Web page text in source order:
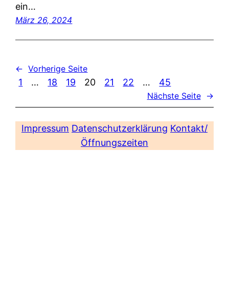
ein…
März 26, 2024
← Vorherige Seite
1 … 18 19 20 21 22 … 45
Nächste Seite →
Impressum Datenschutzerklärung Kontakt/
Öffnungszeiten